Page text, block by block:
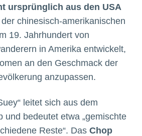
ursprünglich aus den USA
chinesisch-amerikanischen
19. Jahrhundert von
in Amerika entwickelt,
an den Geschmack der
anzupassen.
leitet sich aus dem
und bedeutet etwa „gemischte
Reste“. Das Chop